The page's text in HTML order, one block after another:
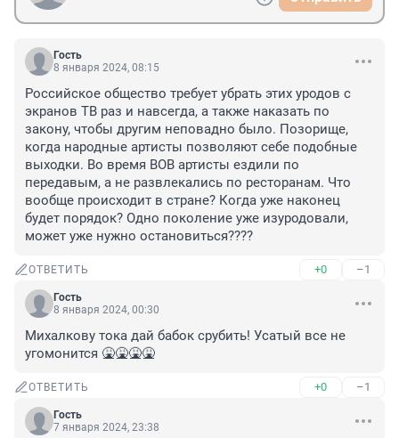
Гость
8 января 2024, 08:15
Российское общество требует убрать этих уродов с
экранов ТВ раз и навсегда, а также наказать по
закону, чтобы другим неповадно было. Позорище,
когда народные артисты позволяют себе подобные
выходки. Во время ВОВ артисты ездили по
передавым, а не развлекались по ресторанам. Что
вообще происходит в стране? Когда уже наконец
будет порядок? Одно поколение уже изуродовали,
может уже нужно остановиться????
ОТВЕТИТЬ +0 –1
Гость
8 января 2024, 00:30
Михалкову тока дай бабок срубить! Усатый все не
угомонится 🤮🤮🤮🤮
ОТВЕТИТЬ +0 –1
Гость
7 января 2024, 23:38